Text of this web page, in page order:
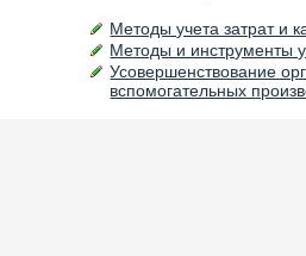
Методы учета затрат и
Методы и инструменты
Усовершенствование
вспомогательных